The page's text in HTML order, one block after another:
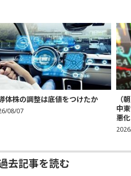
体株の調整は底値をつけたか
08/07
（
中
悪
去記事を読む